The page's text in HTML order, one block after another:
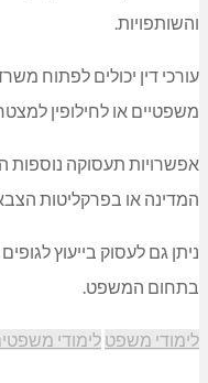
והשותפויות.
עורכי דין יכולים לפתוח
משפטיים או לחילופין
אפשרויות תעסוקה נוספות
המדינה או בפרקליטות
ניתן גם לעסוק בייעוץ
בתחום המשפט.
לימודי משפט לימודי